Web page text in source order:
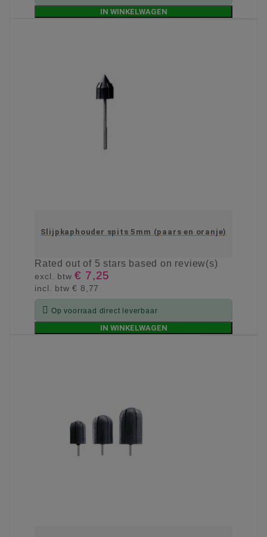
IN WINKELWAGEN
Slijpkaphouder spits 5mm (paars en oranje)
Ratedout of 5 stars based on review(s)
excl. btw€ 7,25
incl. btw€ 8,77
 Op voorraad direct leverbaar
IN WINKELWAGEN